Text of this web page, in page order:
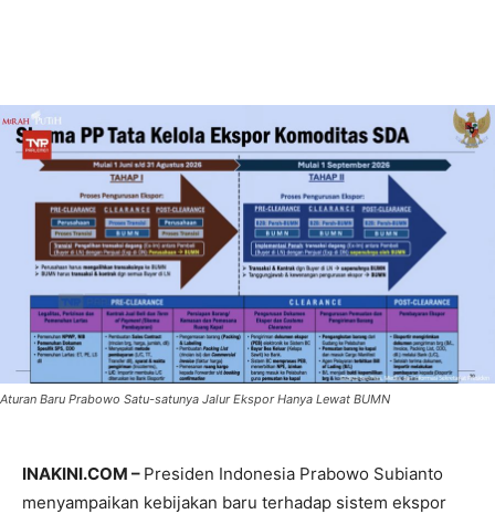
Aturan Baru Prabowo Satu-satunya Jalur Ekspor Hanya Lewat BUMN
INAKINI.COM – Presiden Indonesia Prabowo Subianto
menyampaikan kebijakan baru terhadap sistem ekspor